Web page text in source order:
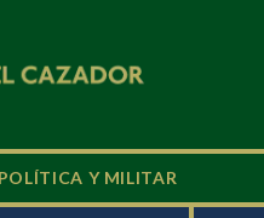
Y MILITAR